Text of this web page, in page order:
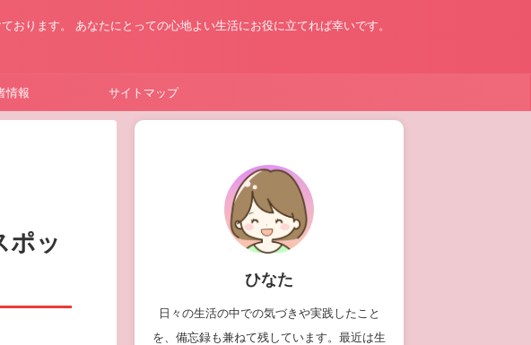
ります。 あなたにとっての心地よい生活にお役に立てれば幸いです。
情報 サイトマップ
ポッ
ひなた
日々の生活の中での気づきや実践したこと
を、備忘録も兼ねて残しています。最近は生